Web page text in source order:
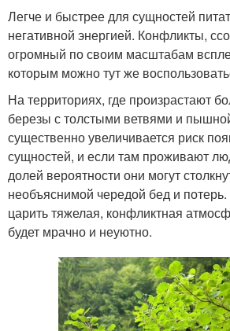
Легче и быстрее для сущностей
негативной энергией. Конфликты,
огромный по своим масштабам
которым можно тут же
На территориях, где произрастают
березы с толстыми ветвями и
существенно увеличивается риск
сущностей, и если там проживают
долей вероятности они могут
необъяснимой чередой бед и
царить тяжелая, конфликтная
будет мрачно и неуютно.